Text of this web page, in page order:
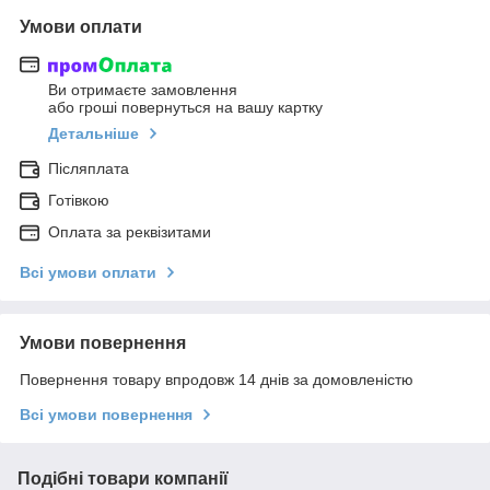
Умови оплати
Ви отримаєте замовлення
або гроші повернуться на вашу картку
Детальніше
Післяплата
Готівкою
Оплата за реквізитами
Всі умови оплати
Умови повернення
Повернення товару впродовж 14 днів за домовленістю
Всі умови повернення
Подібні товари компанії